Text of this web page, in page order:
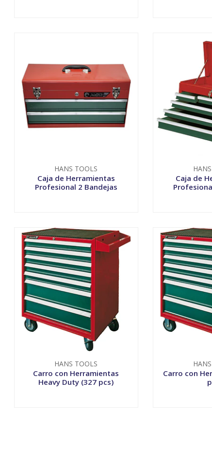
HANS TOOLS
Caja de Herramientas
Profesional 2 Bandejas
Caja de
HANS TOOLS
Carro con Herramientas
Heavy Duty (327 pcs)
Carro con